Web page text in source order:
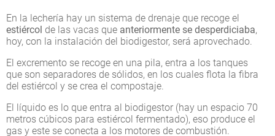
En la lechería hay un sistema de drenaje que recoge el
estiércol de las vacas que anteriormente se desperdiciaba,
hoy, con la instalación del biodigestor, será aprovechado.
El excremento se recoge en una pila, entra a los tanques
que son separadores de sólidos, en los cuales flota la fibra
del estiércol y se crea el compostaje.
El líquido es lo que entra al biodigestor (hay un espacio 70
metros cúbicos para estiércol fermentado), eso produce el
gas y este se conecta a los motores de combustión.